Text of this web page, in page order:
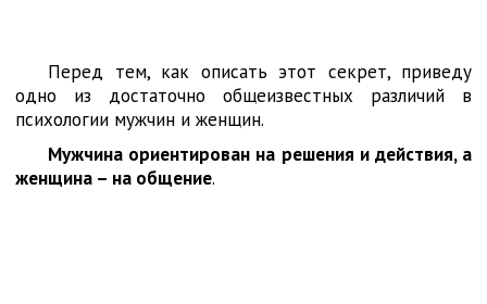
Перед тем, как описать этот секрет, приведу
одно из достаточно общеизвестных различий в
психологии мужчин и женщин.
Мужчина ориентирован на решения и действия, а
женщина – на общение.